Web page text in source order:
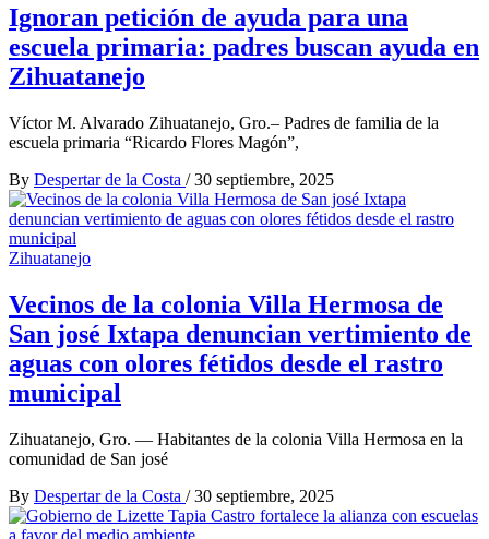
Ignoran petición de ayuda para una
escuela primaria: padres buscan ayuda en
Zihuatanejo
Víctor M. Alvarado Zihuatanejo, Gro.– Padres de familia de la
escuela primaria “Ricardo Flores Magón”,
By Despertar de la Costa / 30 septiembre, 2025
Zihuatanejo
Vecinos de la colonia Villa Hermosa de
San josé Ixtapa denuncian vertimiento de
aguas con olores fétidos desde el rastro
municipal
Zihuatanejo, Gro. — Habitantes de la colonia Villa Hermosa en la
comunidad de San josé
By Despertar de la Costa / 30 septiembre, 2025